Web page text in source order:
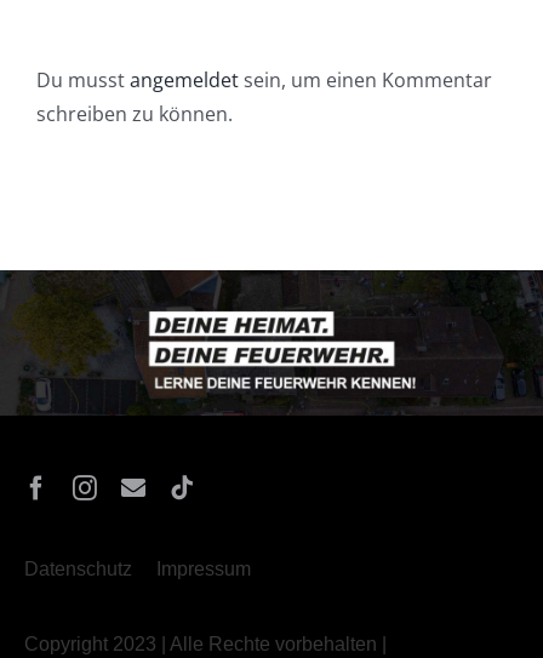
Du musstangemeldetsein, um einen Kommentar
schreiben zu können.
Copyright 2023 | Alle Rechte vorbehalten |
Datenschutz Impressum